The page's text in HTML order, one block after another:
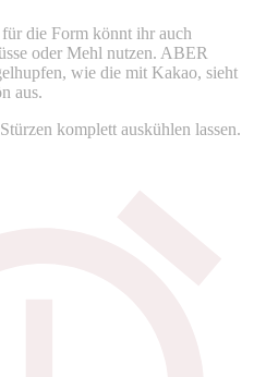
die Form könnt ihr auch
oder Mehl nutzen. ABER
wie die mit Kakao, sieht
aus.
komplett auskühlen lassen.